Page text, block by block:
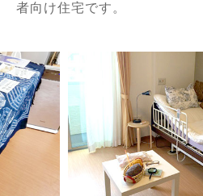
者向け住宅です。